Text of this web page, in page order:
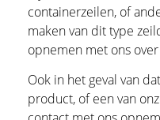
containerzeilen, of
maken van dit type
opnemen met ons
Ook in het geval van
product, of een van